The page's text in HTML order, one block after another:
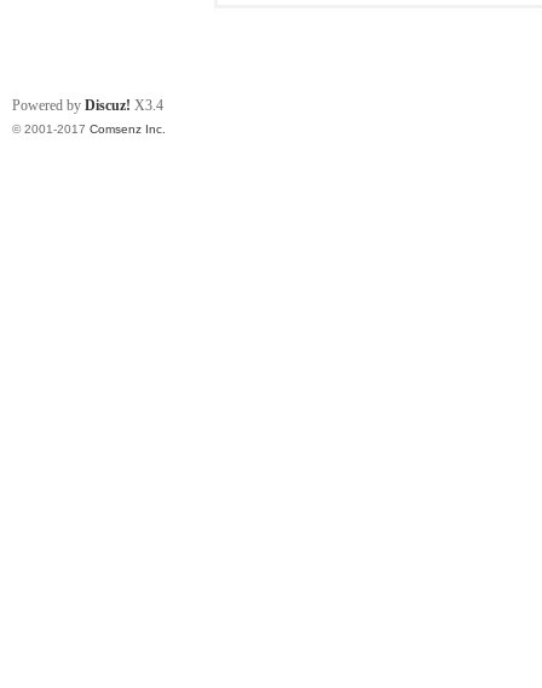
Powered by Discuz! X3.4
© 2001-2017 Comsenz Inc.